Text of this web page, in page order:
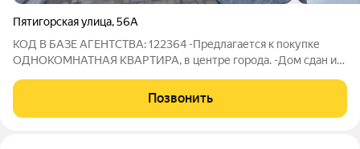
Пятигорская улица,56А
КОД В БАЗЕ АГЕНТСТВА: 122364 -Предлагается к покупке
ОДНОКОМНАТНАЯ КВАРТИРА, в центре города. -Дом сдан и
Подземная парковка на 12 мест. -На первом этаже есть
терраса. Квартира общей площадью
Позвонить